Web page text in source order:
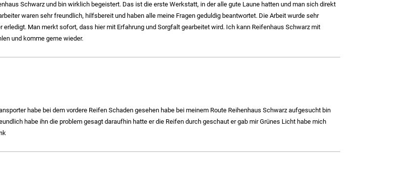
Schwarz und bin wirklich begeistert. Das ist die erste Werkstatt, in der alle gute Laune hatten und man sich direkt
waren sehr freundlich, hilfsbereit und haben alle meine Fragen geduldig beantwortet. Die Arbeit wurde sehr
erledigt. Man merkt sofort, dass hier mit Erfahrung und Sorgfalt gearbeitet wird. Ich kann Reifenhaus Schwarz mit
und komme gerne wieder.
habe bei dem vordere Reifen Schaden gesehen habe bei meinem Route Reihenhaus Schwarz aufgesucht bin
habe ihn die problem gesagt daraufhin hatte er die Reifen durch geschaut er gab mir Grünes Licht habe mich